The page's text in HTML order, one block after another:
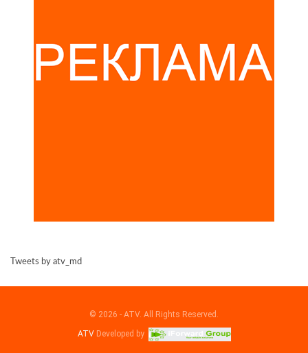
Tweets by atv_md
© 2026 - ATV. All Rights Reserved.
ATVDeveloped by